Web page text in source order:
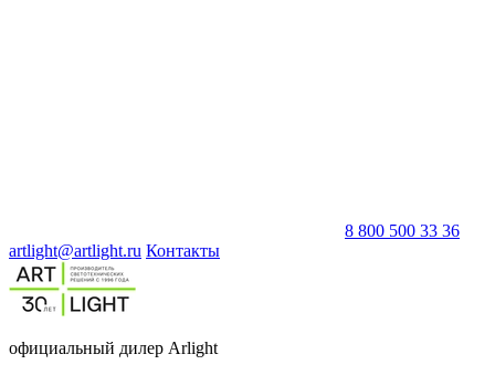
8 800 500 33 36
artlight@artlight.ru Контакты
официальный дилер Arlight